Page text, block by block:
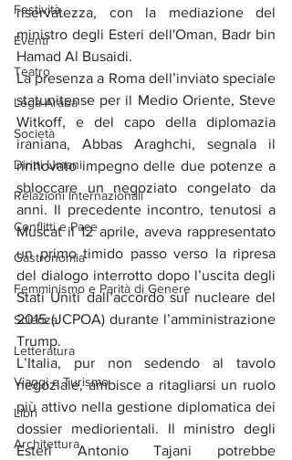
Festività
Eventi
Teatro
Lega Araba
Società
Diritti Umani
Relazioni Internazionali
Conflitti e Pace
Gastronomia
Femminismo e Parità di Genere
Scienza
Letteratura
Viaggi e Turismo
Libri
Architettura
riservatezza, con la mediazione del
ministro degli Esteri dell'Oman, Badr bin
Hamad Al Busaidi.
La presenza a Roma dell’inviato speciale
statunitense per il Medio Oriente, Steve
Witkoff, e del capo della diplomazia
iraniana, Abbas Araghchi, segnala il
rinnovato impegno delle due potenze a
sbloccare un negoziato congelato da
anni. Il precedente incontro, tenutosi a
Muscat il 12 aprile, aveva rappresentato
un primo timido passo verso la ripresa
del dialogo interrotto dopo l’uscita degli
Stati Uniti dall’accordo sul nucleare del
2015 (JCPOA) durante l’amministrazione
Trump.
L’Italia, pur non sedendo al tavolo
negoziale, ambisce a ritagliarsi un ruolo
più attivo nella gestione diplomatica dei
dossier mediorientali. Il ministro degli
Esteri Antonio Tajani potrebbe